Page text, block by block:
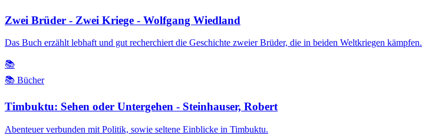
Zwei Brüder - Zwei Kriege - Wolfgang Wiedland
Das Buch erzählt lebhaft und gut recherchiert die Geschichte zweier Brüder, die in beiden Weltkriegen kämpfen.
📚
📚 Bücher
Timbuktu: Sehen oder Untergehen - Steinhauser, Robert
Abenteuer verbunden mit Politik, sowie seltene Einblicke in Timbuktu.